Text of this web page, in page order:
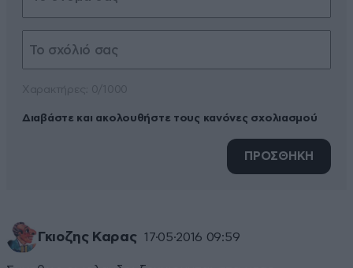
Διαβάστε και ακολουθήστε τους κανόνες σχολιασμού
ΠΡΟΣΘΗΚΗ
Γκιοζης Καρας 17·05·2016 09:59